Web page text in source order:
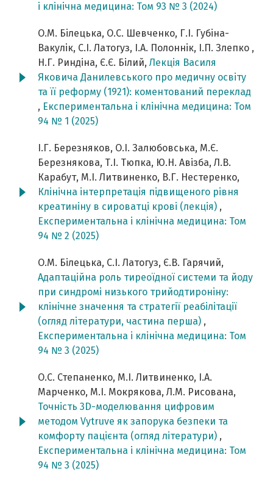
і клінічна медицина: Том 93 № 3 (2024)
О.М. Білецька, О.С. Шевченко, Г.І. Губіна-
Вакулік, С.І. Латогуз, І.А. Полоннік, І.П. Злепко ,
Н.Г. Риндіна, Є.Є. Білий, Лекція Василя
Яковича Данилевського про медичну освіту
та її реформу (1921): коментований переклад
, Експериментальна і клінічна медицина: Том
94 № 1 (2025)
І.Г. Березняков, О.І. Залюбовська, М.Є.
Березнякова, Т.І. Тюпка, Ю.Н. Авізба, Л.В.
Карабут, М.І. Литвиненко, В.Г. Нестеренко,
Клінічна інтерпретація підвищеного рівня
креатиніну в сироватці крові (лекція) ,
Експериментальна і клінічна медицина: Том
94 № 2 (2025)
О.М. Білецька, С.І. Латогуз, Є.В. Гарячий,
Адаптаційна роль тиреоїдної системи та йоду
при синдромі низького трийодтироніну:
клінічне значення та стратегії реабілітації
(огляд літератури, частина перша) ,
Експериментальна і клінічна медицина: Том
94 № 3 (2025)
О.С. Степаненко, М.І. Литвиненко, І.А.
Марченко, М.І. Мокрякова, Л.М. Рисована,
Точність 3D-моделювання цифровим
методом Vytruve як запорука безпеки та
комфорту пацієнта (огляд літератури) ,
Експериментальна і клінічна медицина: Том
94 № 3 (2025)